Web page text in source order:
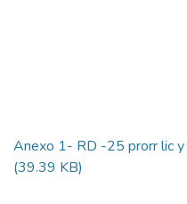
Anexo 1- RD -25 prorr lic
(39.39 KB)